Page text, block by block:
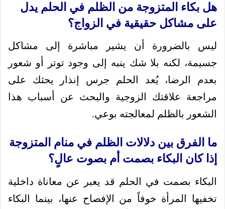
هل بكاء المتزوجة من الظلم في الحلم يدل
على مشاكل حقيقية في الزواج؟
ليس بالضرورة أن يشير مباشرة إلى مشاكل
جسيمة، لكنه بلا شك ينبه إلى وجود توتر أو شعور
بعدم الرضا، يُعد الحلم جرس إنذار يحثك على
مراجعة علاقتك الزوجية والبحث عن أسباب هذا
الشعور بالظلم لمعالجته بوعي.
ما الفرق بين دلالات الظلم في منام المتزوجة
إذا كان البكاء بصمت أم بصوت عالٍ؟
البكاء بصمت في الحلم قد يعبر عن معاناة داخلية
تخفيها المرأة خوفاً من الإفصاح عنها، بينما البكاء